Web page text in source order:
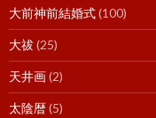
大前神前結婚式(100)
大祓(25)
天井画(2)
太陰暦(5)